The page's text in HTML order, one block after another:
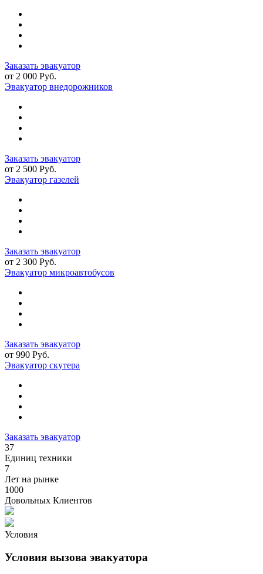
Заказать эвакуатор
от 2 000 Руб.
Эвакуатор внедорожников
Заказать эвакуатор
от 2 500 Руб.
Эвакуатор газелей
Заказать эвакуатор
от 2 300 Руб.
Эвакуатор микроавтобусов
Заказать эвакуатор
от 990 Руб.
Эвакуатор скутера
Заказать эвакуатор
37
Единиц техники
7
Лет на рынке
1000
Довольных Клиентов
Условия
Условия вызова эвакуатора